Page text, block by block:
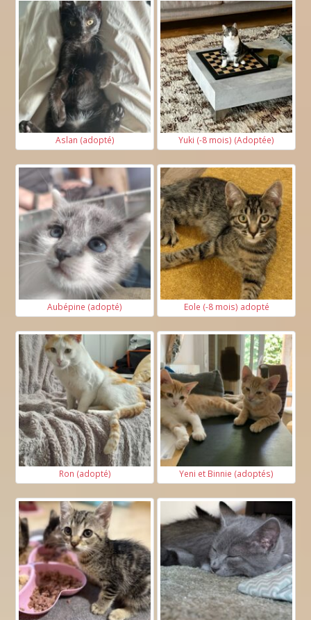
Aslan (adopté) Yuki (-8 mois) (Adoptée)
Aubépine (adopté) Eole (-8 mois) adopté
Ron (adopté) Yeni et Binnie (adoptés)